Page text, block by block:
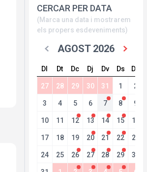
CERCAR PER DATA
(Marca una data i mostrarem
els propers esdeveniments)
AGOST 2026
Dl Dt Dc Dj Dv Ds Dg
27 28 29 30 31 1 2
3 4 5 6 7 8 9
10 11 12 13 14 15 16
17 18 19 20 21 22 23
24 25 26 27 28 29 30